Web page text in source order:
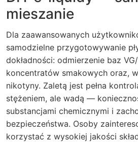
mieszanie
Dla zaawansowanych
samodzielne przygotowywanie
dokładności: odmierzenie baz
koncentratów smakowych oraz,
nikotyny. Zaletą jest pełna
stężeniem, ale wadą —
substancjami chemicznymi i
bezpieczeństwa. Osoby
korzystać z wysokiej jakości